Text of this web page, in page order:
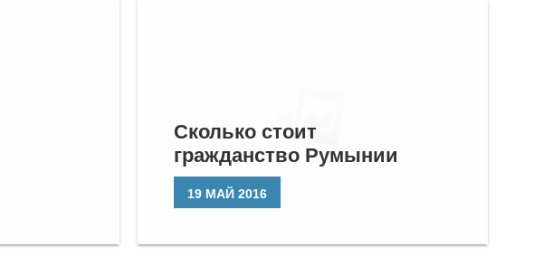
Сколько стоит
гражданство Румынии
19 МАЙ 2016